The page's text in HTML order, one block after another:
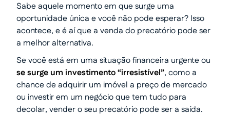
Sabe aquele momento em que surge uma
oportunidade única e você não pode esperar? Isso
acontece, e é aí que a venda do precatório pode ser
a melhor alternativa.
Se você está em uma situação financeira urgente ou
se surge um investimento “irresistível”, como a
chance de adquirir um imóvel a preço de mercado
ou investir em um negócio que tem tudo para
decolar, vender o seu precatório pode ser a saída.